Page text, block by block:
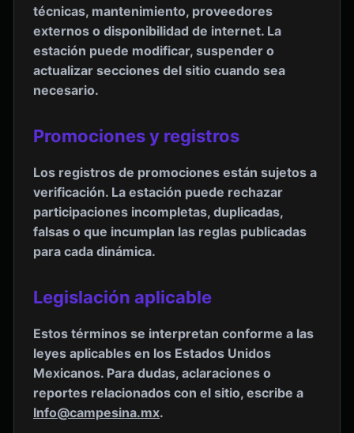
técnicas, mantenimiento, proveedores
externos o disponibilidad de internet. La
estación puede modificar, suspender o
actualizar secciones del sitio cuando sea
necesario.
Promociones y registros
Los registros de promociones están sujetos a
verificación. La estación puede rechazar
participaciones incompletas, duplicadas,
falsas o que incumplan las reglas publicadas
para cada dinámica.
Legislación aplicable
Estos términos se interpretan conforme a las
leyes aplicables en los Estados Unidos
Mexicanos. Para dudas, aclaraciones o
reportes relacionados con el sitio, escribe a
Info@campesina.mx.